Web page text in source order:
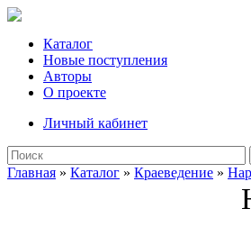
Каталог
Новые поступления
Авторы
О проекте
Личный кабинет
Главная » Каталог » Краеведение »